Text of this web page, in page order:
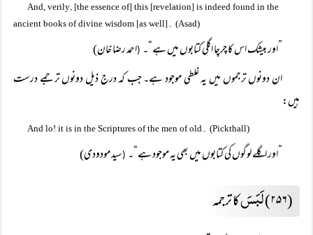
And, verily, [the essence of] this [revelation] is indeed found in the
ancient books of divine wisdom [as well ]۔ (Asad)
”اور بیشک اس کا چرچا اگلی کتابوں میں ہے“۔ (احمد رضا خان)
ان دونوں ترجموں میں یہ غلطی موجود ہے۔ جب کہ درج ذیل دونوں ترجمے درست
ہیں:
And lo! it is in the Scriptures of the men of old۔ (Pickthall)
”اور اگلے لوگوں کی کتابوں میں بھی یہ موجود ہے“۔ (سید مودودی)
(۲۵۶) لَبَسَکا ترجمہ